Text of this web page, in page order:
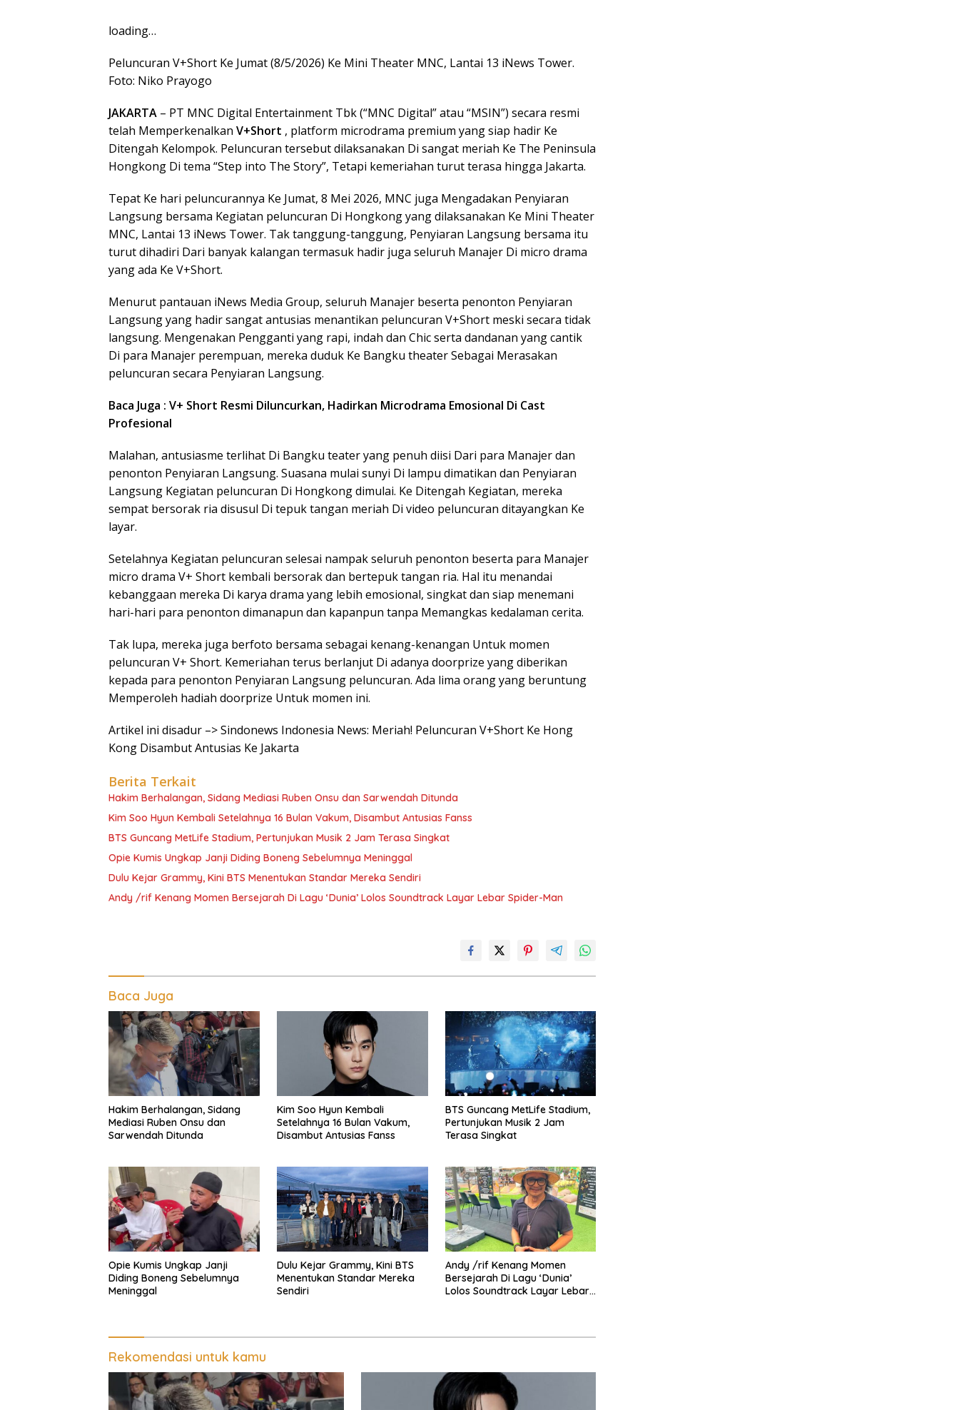
loading…
Peluncuran V+Short Ke Jumat (8/5/2026) Ke Mini Theater MNC, Lantai 13 iNews Tower.
Foto: Niko Prayogo
JAKARTA – PT MNC Digital Entertainment Tbk (“MNC Digital” atau “MSIN”) secara resmi
telah Memperkenalkan V+Short , platform microdrama premium yang siap hadir Ke
Ditengah Kelompok. Peluncuran tersebut dilaksanakan Di sangat meriah Ke The Peninsula
Hongkong Di tema “Step into The Story”, Tetapi kemeriahan turut terasa hingga Jakarta.
Tepat Ke hari peluncurannya Ke Jumat, 8 Mei 2026, MNC juga Mengadakan Penyiaran
Langsung bersama Kegiatan peluncuran Di Hongkong yang dilaksanakan Ke Mini Theater
MNC, Lantai 13 iNews Tower. Tak tanggung-tanggung, Penyiaran Langsung bersama itu
turut dihadiri Dari banyak kalangan termasuk hadir juga seluruh Manajer Di micro drama
yang ada Ke V+Short.
Menurut pantauan iNews Media Group, seluruh Manajer beserta penonton Penyiaran
Langsung yang hadir sangat antusias menantikan peluncuran V+Short meski secara tidak
langsung. Mengenakan Pengganti yang rapi, indah dan Chic serta dandanan yang cantik
Di para Manajer perempuan, mereka duduk Ke Bangku theater Sebagai Merasakan
peluncuran secara Penyiaran Langsung.
Baca Juga : V+ Short Resmi Diluncurkan, Hadirkan Microdrama Emosional Di Cast
Profesional
Malahan, antusiasme terlihat Di Bangku teater yang penuh diisi Dari para Manajer dan
penonton Penyiaran Langsung. Suasana mulai sunyi Di lampu dimatikan dan Penyiaran
Langsung Kegiatan peluncuran Di Hongkong dimulai. Ke Ditengah Kegiatan, mereka
sempat bersorak ria disusul Di tepuk tangan meriah Di video peluncuran ditayangkan Ke
layar.
Setelahnya Kegiatan peluncuran selesai nampak seluruh penonton beserta para Manajer
micro drama V+ Short kembali bersorak dan bertepuk tangan ria. Hal itu menandai
kebanggaan mereka Di karya drama yang lebih emosional, singkat dan siap menemani
hari-hari para penonton dimanapun dan kapanpun tanpa Memangkas kedalaman cerita.
Tak lupa, mereka juga berfoto bersama sebagai kenang-kenangan Untuk momen
peluncuran V+ Short. Kemeriahan terus berlanjut Di adanya doorprize yang diberikan
kepada para penonton Penyiaran Langsung peluncuran. Ada lima orang yang beruntung
Memperoleh hadiah doorprize Untuk momen ini.
Artikel ini disadur –> Sindonews Indonesia News: Meriah! Peluncuran V+Short Ke Hong
Kong Disambut Antusias Ke Jakarta
Berita Terkait
Hakim Berhalangan, Sidang Mediasi Ruben Onsu dan Sarwendah Ditunda
Kim Soo Hyun Kembali Setelahnya 16 Bulan Vakum, Disambut Antusias Fanss
BTS Guncang MetLife Stadium, Pertunjukan Musik 2 Jam Terasa Singkat
Opie Kumis Ungkap Janji Diding Boneng Sebelumnya Meninggal
Dulu Kejar Grammy, Kini BTS Menentukan Standar Mereka Sendiri
Andy /rif Kenang Momen Bersejarah Di Lagu ‘Dunia’ Lolos Soundtrack Layar Lebar Spider-Man
Baca Juga
Hakim Berhalangan, Sidang
Mediasi Ruben Onsu dan
Sarwendah Ditunda
Kim Soo Hyun Kembali
Setelahnya 16 Bulan Vakum,
Disambut Antusias Fanss
BTS Guncang MetLife Stadium,
Pertunjukan Musik 2 Jam
Terasa Singkat
Opie Kumis Ungkap Janji
Diding Boneng Sebelumnya
Meninggal
Dulu Kejar Grammy, Kini BTS
Menentukan Standar Mereka
Sendiri
Andy /rif Kenang Momen
Bersejarah Di Lagu ‘Dunia’
Lolos Soundtrack Layar Lebar
Rekomendasi untuk kamu